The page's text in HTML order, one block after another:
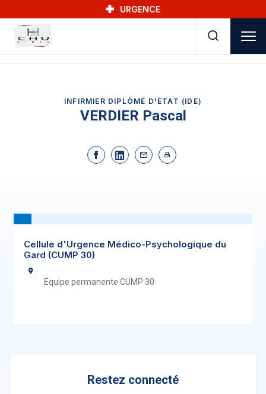
URGENCE
INFIRMIER DIPLÔMÉ D'ÉTAT (IDE)
VERDIER Pascal
Cellule d'Urgence Médico-Psychologique du
Gard (CUMP 30)
Equipe permanente CUMP 30
Restez connecté